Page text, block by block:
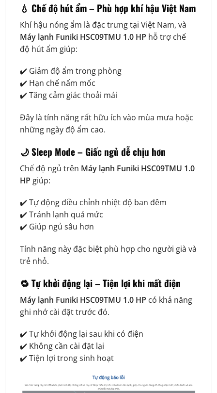
💧 Chế độ hút ẩm – Phù hợp khí hậu Việt Nam
Khí hậu nóng ẩm là đặc trưng tại Việt Nam, và
Máy lạnh Funiki HSC09TMU 1.0 HP hỗ trợ chế
độ hút ẩm giúp:
✔️ Giảm độ ẩm trong phòng
✔️ Hạn chế nấm mốc
✔️ Tăng cảm giác thoải mái
Đây là tính năng rất hữu ích vào mùa mưa hoặc
những ngày độ ẩm cao.
🌙Sleep Mode – Giấc ngủ dễ chịu hơn
Chế độ ngủ trên Máy lạnh Funiki HSC09TMU 1.0
HP giúp:
✔️ Tự động điều chỉnh nhiệt độ ban đêm
✔️ Tránh lạnh quá mức
✔️ Giúp ngủ sâu hơn
Tính năng này đặc biệt phù hợp cho người già và
trẻ nhỏ.
🔁 Tự khởi động lại – Tiện lợi khi mất điện
Máy lạnh Funiki HSC09TMU 1.0 HP có khả năng
ghi nhớ cài đặt trước đó.
✔️ Tự khởi động lại sau khi có điện
✔️ Không cần cài đặt lại
✔️ Tiện lợi trong sinh hoạt